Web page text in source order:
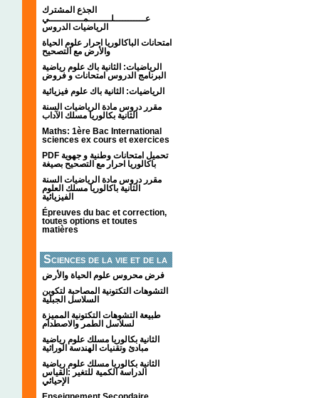
الجذع المشترك
عـــــــــــلــــــــمــــــــــــي
الرياضيات الدروس
امتحانات الباكالوريا احرار علوم الحياة
والأرض مع التصحيح
الرياضيات: الثانية باك علوم رياضية
البرنامج الدروس امتحانات و فروض
الرياضيات: الثانية باك علوم فيزيائية
مقرر دروس مادة الرياضيات السنة
الثانية بكالوريا مسلك الآداب
Maths: 1ère Bac International
sciences ex cours et exercices
PDF تحميل امتحانات وطنية و جهوية
باكالوريا احرار مع التصحيح بصيغة
مقرر دروس مادة الرياضيات السنة
الثانية باكالوريا مسلك العلوم
الفيزيائية
Épreuves du bac et correction,
toutes options et toutes
matières
Sciences de la vie et de la
terre
فرض محروس علوم الحياة والأرض
التشوهات التكتونیة المصاحبة لتكوین
السلاسل الجبلیة
طبيعة التشوهات التكتونية المميزة
لسلاسل الطمر والاصطدام
الثانية بكالوريا مسلك علوم رياضية
مبادئ وتقنيات الهندسة الوراثية
الثانية بكالوريا مسلك علوم رياضية
الدراسة الكمية للتغير :القياس
الإحيائي